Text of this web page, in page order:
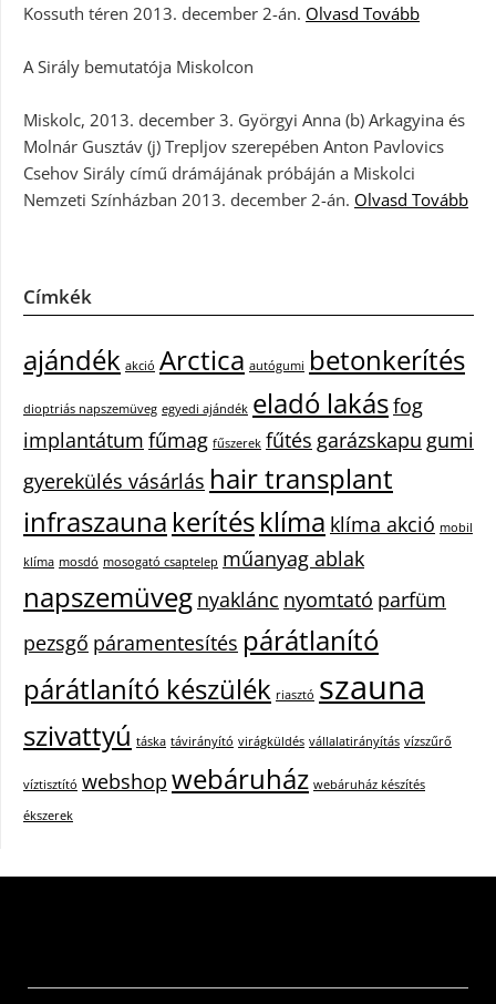
Kossuth téren 2013. december 2-án. Olvasd Tovább
A Sirály bemutatója Miskolcon
Miskolc, 2013. december 3. Györgyi Anna (b) Arkagyina és
Molnár Gusztáv (j) Trepljov szerepében Anton Pavlovics
Csehov Sirály című drámájának próbáján a Miskolci
Nemzeti Színházban 2013. december 2-án. Olvasd Tovább
Címkék
ajándék akció Arctica autógumi betonkerítés
dioptriás napszemüveg egyedi ajándék eladó lakásfog
implantátum fűmag fűszerek fűtés garázskapu gumi
gyerekülés vásárlás hair transplant
infraszauna kerítésklíma klíma akció mobil
klíma mosdó mosogató csaptelep műanyag ablak
napszemüveg nyaklánc nyomtató parfüm
pezsgő páramentesítés párátlanító
párátlanító készülék riasztó szauna
szivattyú táska távirányító virágküldés vállalatirányítás vízszűrő
víztisztító webshop webáruház webáruház készítés
ékszerek